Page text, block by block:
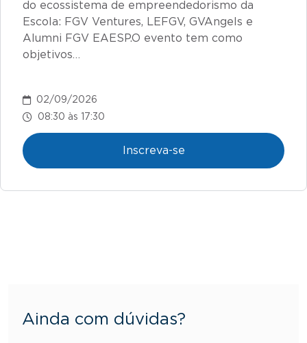
do ecossistema de empreendedorismo da
Escola: FGV Ventures, LEFGV, GVAngels e
Alumni FGV EAESP.O evento tem como
objetivos…
Inscreva-se
02/09/2026
08:30 às 17:30
Ainda com dúvidas?